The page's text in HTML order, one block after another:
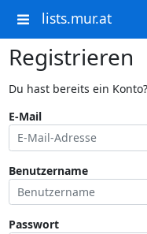
lists.mur.at
Registrieren
Du hast bereits ein
E-Mail
Benutzername
Passwort